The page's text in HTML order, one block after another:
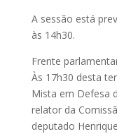
A sessão está
às 14h30.
Frente
Às 17h30 desta
Mista em Defesa
relator da
deputado